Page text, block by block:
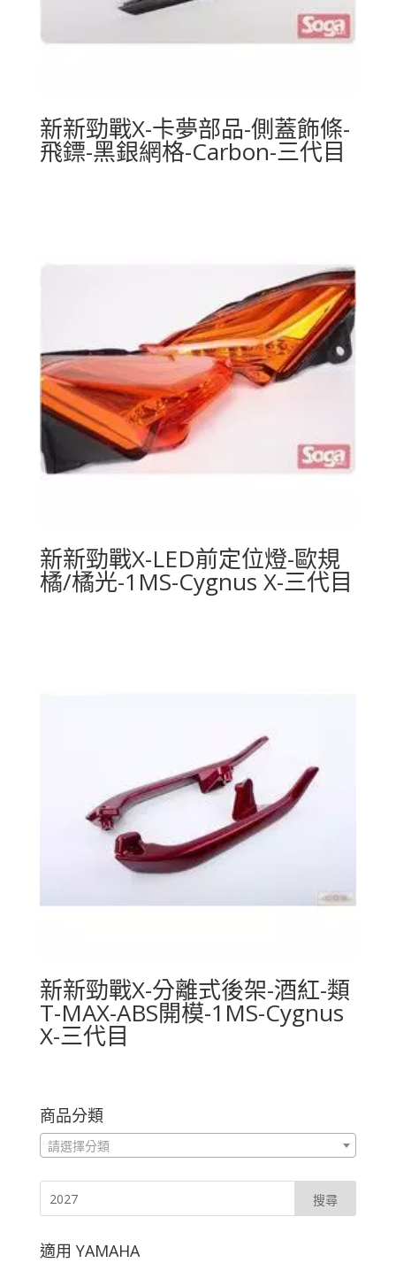
新新勁戰X-卡夢部品-側蓋飾條-
飛鏢-黑銀網格-Carbon-三代目
新新勁戰X-LED前定位燈-歐規
橘/橘光-1MS-Cygnus X-三代目
新新勁戰X-分離式後架-酒紅-類
T-MAX-ABS開模-1MS-Cygnus
X-三代目
商品分類
請選擇分類
適用 YAMAHA